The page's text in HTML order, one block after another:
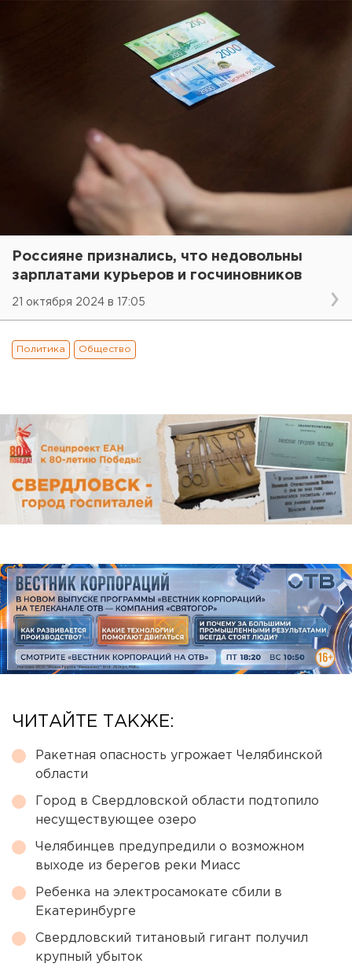
Россияне признались, что недовольны
зарплатами курьеров и госчиновников
21 октября 2024 в 17:05
Политика Общество
ЧИТАЙТЕ ТАКЖЕ:
Ракетная опасность угрожает Челябинской
области
Город в Свердловской области подтопило
несуществующее озеро
Челябинцев предупредили о возможном
выходе из берегов реки Миасс
Ребенка на электросамокате сбили в
Екатеринбурге
Свердловский титановый гигант получил
крупный убыток